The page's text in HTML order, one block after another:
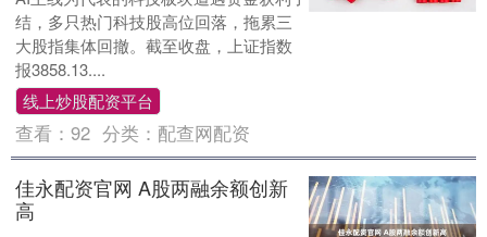
结，多只热门科技股高位回落，拖累三
大股指集体回撤。截至收盘，上证指数
报3858.13....
线上炒股配资平台
查看：92 分类： 配查网配资
佳永配资官网 A股两融余额创新
高